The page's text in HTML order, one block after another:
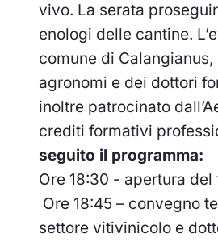
vivo. La serata
enologi delle cantine.
comune di Calangianus,
agronomi e dei dottori
inoltre patrocinato
crediti formativi
seguito il programma:
Ore 18:30 - apertura
Ore 18:45 – convegno
settore vitivinicolo e